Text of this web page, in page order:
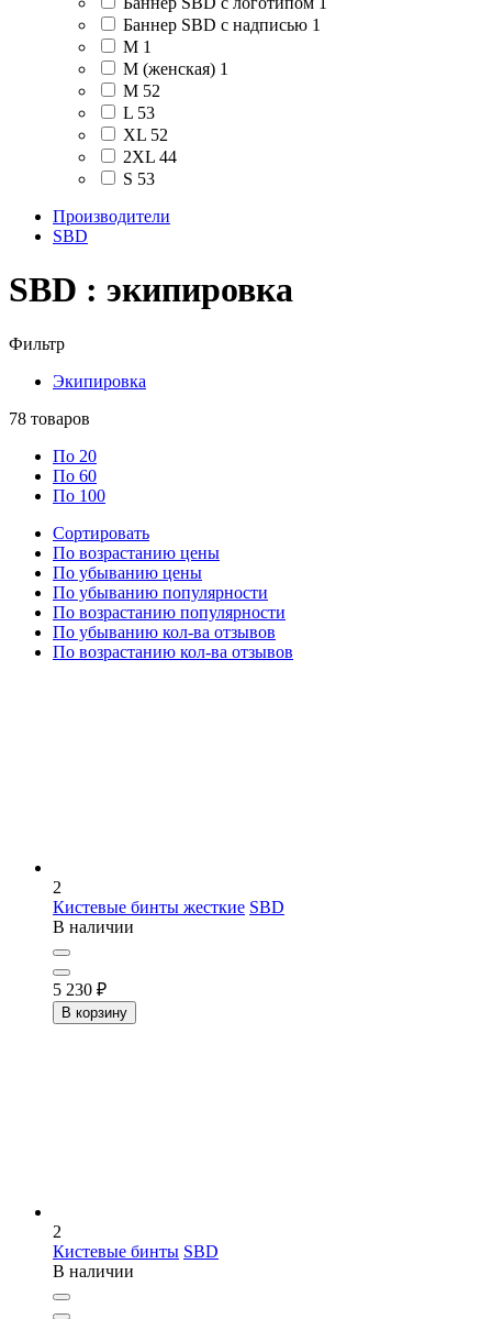
Баннер SBD c надписью 1
М 1
М (женская) 1
M 52
L 53
XL 52
2XL 44
S 53
Производители
SBD
SBD : экипировка
Фильтр
Экипировка
78 товаров
По 20
По 60
По 100
Сортировать
По возрастанию цены
По убыванию цены
По убыванию популярности
По возрастанию популярности
По убыванию кол-ва отзывов
По возрастанию кол-ва отзывов
2
Кистевые бинты жесткие SBD
В наличии
5 230 ₽
В корзину
2
Кистевые бинты SBD
В наличии